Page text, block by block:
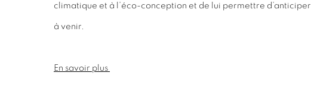
climatique et à l’éco-conception et de lui permettre d’anticiper
à venir.
En savoir plus